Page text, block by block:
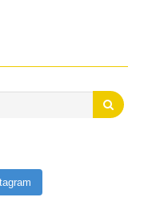
e, somente o ano
de três bilhões de
dentre alas, mais de
rurais.
mandato,